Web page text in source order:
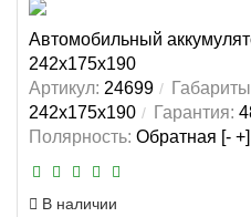
Автомобильный
242x175x190
Артикул: 24699
242x175x190
Гарантия:
Полярность: Обратная [- +]
В наличии